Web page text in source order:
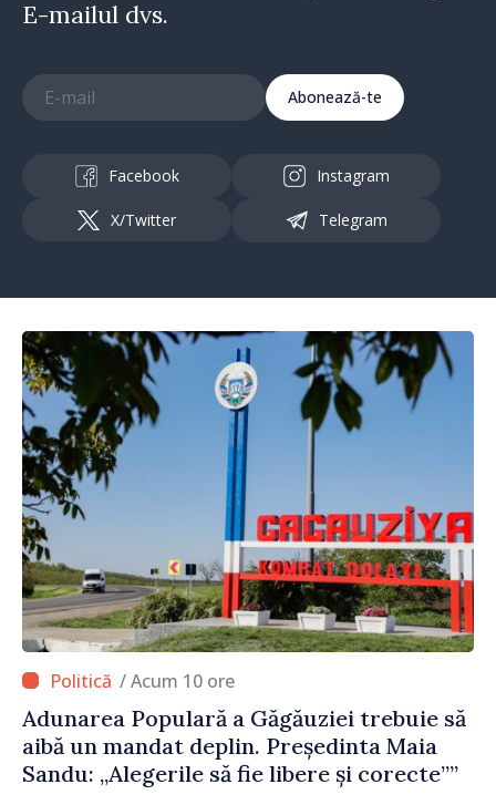
E-mailul dvs.
Abonează-te
Facebook Instagram
X/Twitter Telegram
/ Acum 10 ore
Adunarea Populară a Găgăuziei trebuie să
aibă un mandat deplin. Președinta Maia
Sandu: „Alegerile să fie libere și corecte””